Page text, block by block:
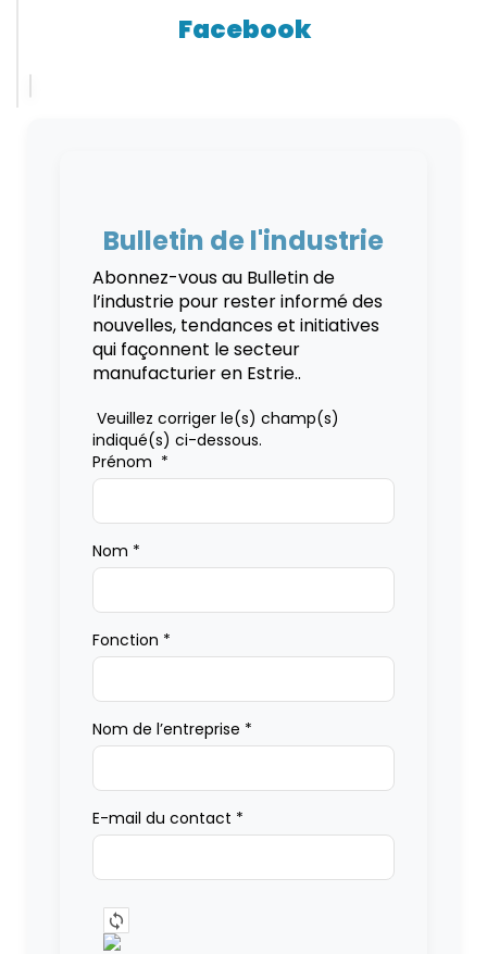
Facebook
Bulletin de l'industrie
Abonnez-vous au Bulletin de
l’industrie pour rester informé des
nouvelles, tendances et initiatives
qui façonnent le secteur
manufacturier en Estrie..
Veuillez corriger le(s) champ(s)
indiqué(s) ci-dessous.
Prénom *
Nom *
Fonction *
Nom de l’entreprise *
E-mail du contact *